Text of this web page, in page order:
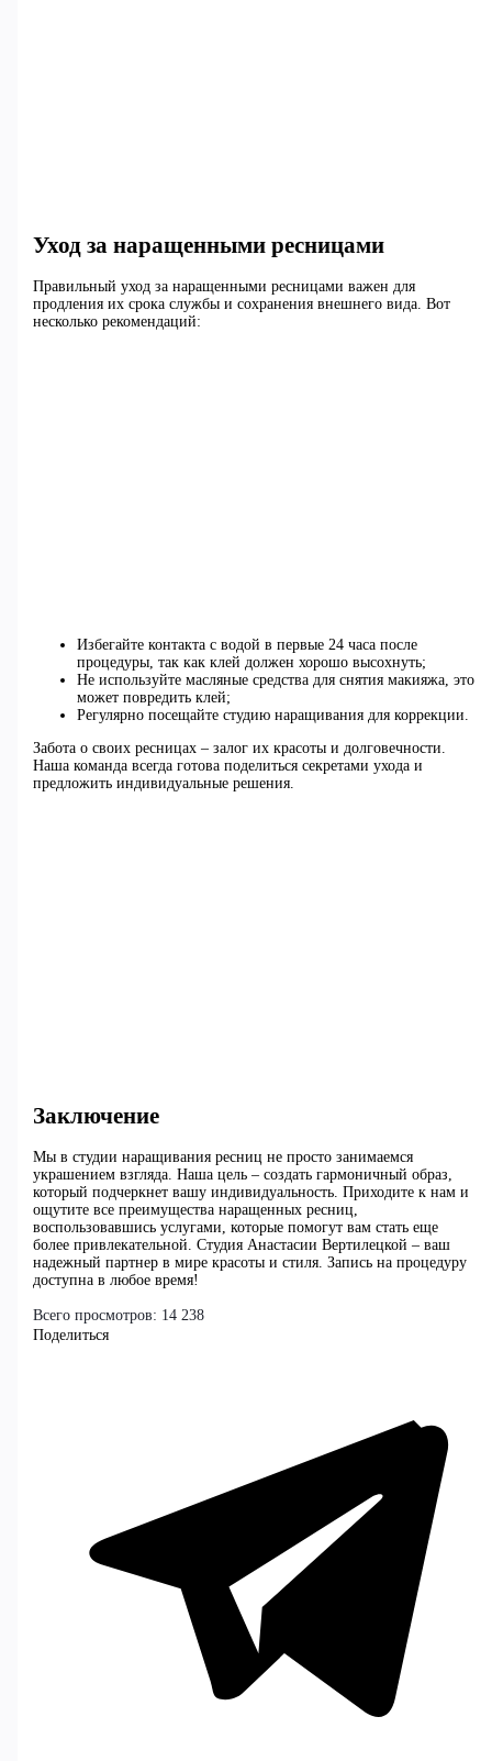
Уход за наращенными ресницами
Правильный уход за наращенными ресницами важен для
продления их срока службы и сохранения внешнего вида. Вот
несколько рекомендаций:
Избегайте контакта с водой в первые 24 часа после
процедуры, так как клей должен хорошо высохнуть;
Не используйте масляные средства для снятия макияжа, это
может повредить клей;
Регулярно посещайте студию наращивания для коррекции.
Забота о своих ресницах – залог их красоты и долговечности.
Наша команда всегда готова поделиться секретами ухода и
предложить индивидуальные решения.
Заключение
Мы в студии наращивания ресниц не просто занимаемся
украшением взгляда. Наша цель – создать гармоничный образ,
который подчеркнет вашу индивидуальность. Приходите к нам и
ощутите все преимущества наращенных ресниц,
воспользовавшись услугами, которые помогут вам стать еще
более привлекательной. Студия Анастасии Вертилецкой – ваш
надежный партнер в мире красоты и стиля. Запись на процедуру
доступна в любое время!
Всего просмотров: 14 238
Поделиться